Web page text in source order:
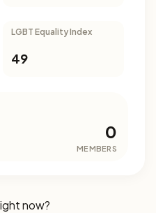
LGBT Equality Index
49
0
MEMBERS
now?